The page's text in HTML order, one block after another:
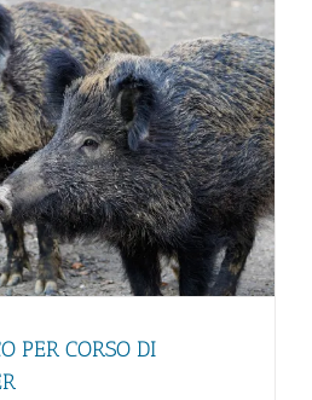
PER CORSO DI